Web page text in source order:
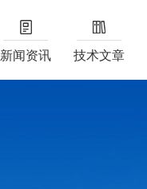
新闻资讯 技术文章